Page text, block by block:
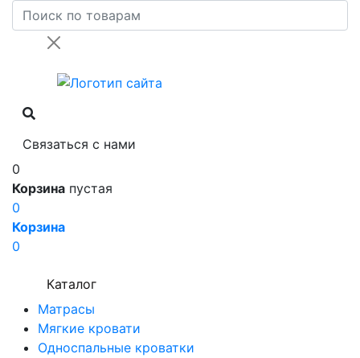
Связаться с нами
0
Корзина пустая
0
Корзина
0
Каталог
Матрасы
Мягкие кровати
Односпальные кроватки